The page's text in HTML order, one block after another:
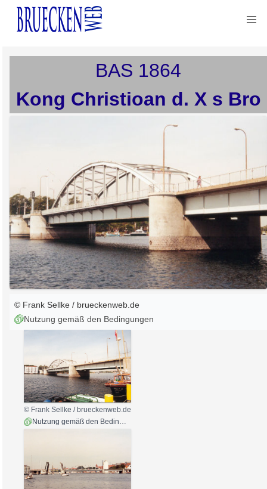
BAS 1864
Kong Christioan d. X s Bro
© Frank Sellke / brueckenweb.de
Nutzung gemäß den Bedingungen
© Frank Sellke / brueckenweb.de